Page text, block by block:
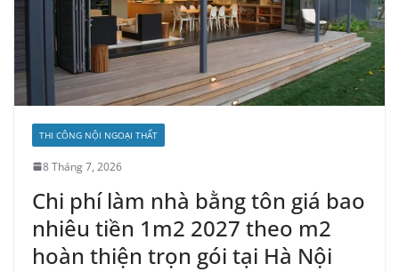
THI CÔNG NỘI NGOẠI THẤT
8 Tháng 7, 2026
Chi phí làm nhà bằng tôn giá bao
nhiêu tiền 1m2 2027 theo m2
hoàn thiện trọn gói tại Hà Nội